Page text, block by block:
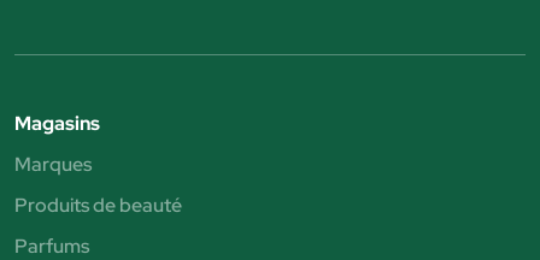
Magasins
Marques
Produits de beauté
Parfums